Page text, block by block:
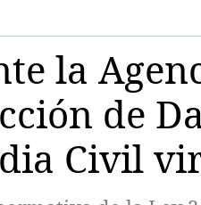
la
de
Civil